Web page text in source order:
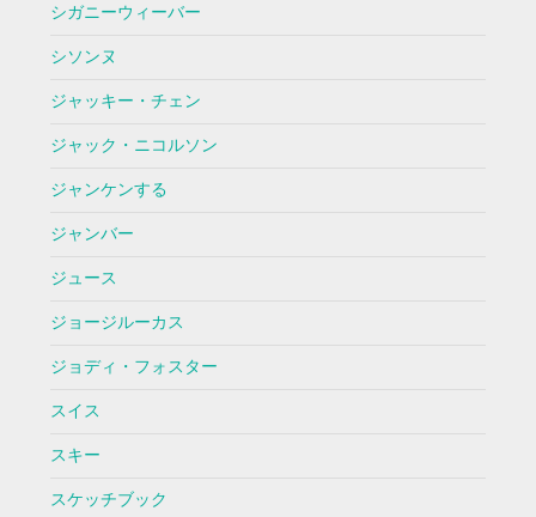
シガニーウィーバー
シソンヌ
ジャッキー・チェン
ジャック・ニコルソン
ジャンケンする
ジャンバー
ジュース
ジョージルーカス
ジョディ・フォスター
スイス
スキー
スケッチブック